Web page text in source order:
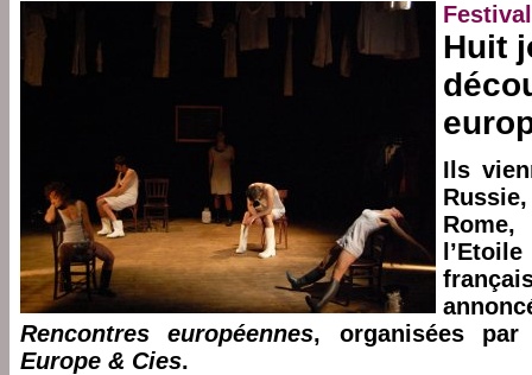
Huit
Ils
Rencontres européennes, organisées par
Europe & Cies.